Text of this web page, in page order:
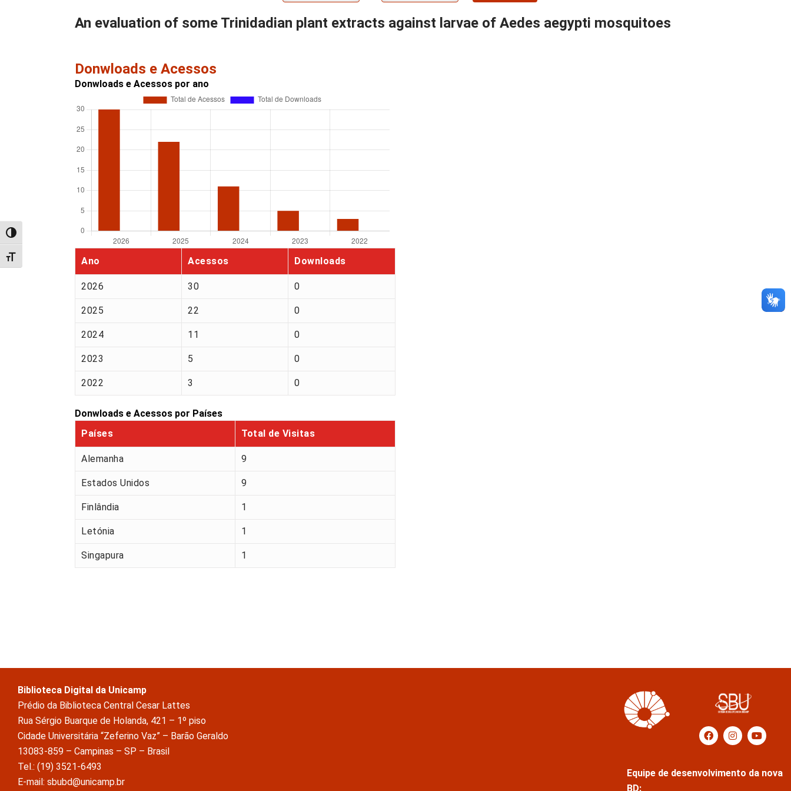
Alternar alto contraste
Alternar tamanho da fonte
An evaluation of some Trinidadian plant extracts against larvae of Aedes aegypti mosquitoes
Donwloads e Acessos
Donwloads e Acessos por ano
Ano Acessos Downloads
2026 30 0
2025 22 0
2024 11 0
2023 5 0
2022 3 0
Donwloads e Acessos por Países
Países
Total de Visitas
Alemanha 9
Estados Unidos 9
Finlândia 1
Letónia 1
Singapura 1
Biblioteca Digital da Unicamp
Prédio da Biblioteca Central Cesar Lattes
Rua Sérgio Buarque de Holanda, 421 – 1º piso
Cidade Universitária “Zeferino Vaz” – Barão Geraldo
13083-859 – Campinas – SP – Brasil
Tel.: (19) 3521-6493
E-mail: sbubd@unicamp.br
Equipe de desenvolvimento da nova
BD: